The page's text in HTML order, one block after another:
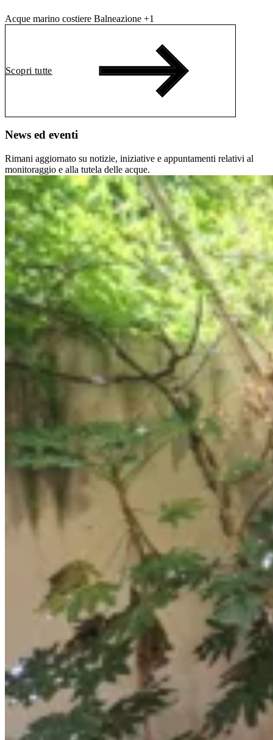
Acque marino costiere Balneazione +1
Scopri tutte
News ed eventi
Rimani aggiornato su notizie, iniziative e appuntamenti relativi al
monitoraggio e alla tutela delle acque.